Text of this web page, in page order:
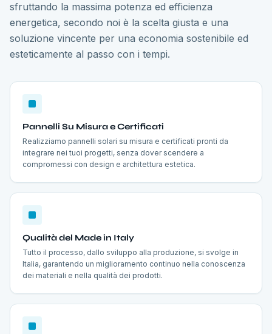
sfruttando la massima potenza ed efficienza
energetica, secondo noi è la scelta giusta e una
soluzione vincente per una economia sostenibile ed
esteticamente al passo con i tempi.
Pannelli Su Misura e Certificati
Realizziamo pannelli solari su misura e certificati pronti da
integrare nei tuoi progetti, senza dover scendere a
compromessi con design e architettura estetica.
Qualità del Made in Italy
Tutto il processo, dallo sviluppo alla produzione, si svolge in
Italia, garantendo un miglioramento continuo nella conoscenza
dei materiali e nella qualità dei prodotti.